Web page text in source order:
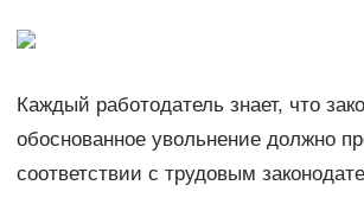
Каждый работодатель знает, что
обоснованное увольнение должно
соответствии с трудовым